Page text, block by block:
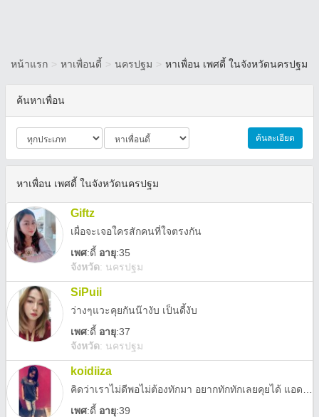
หน้าแรก > หาเพื่อนดี้ > นครปฐม > หาเพื่อน เพศดี้ ในจังหวัดนครปฐม
ค้นหาเพื่อน
ค้นละเอียด
หาเพื่อน เพศดี้ ในจังหวัดนครปฐม
Giftz
เผื่อจะเจอใครสักคนที่ใจตรงกัน
เพศ:ดี้ อายุ:35
จังหวัด: นครปฐม
SiPuii
ว่างๆแวะคุยกันน๊างับ เป็นดี้งับ
เพศ:ดี้ อายุ:37
จังหวัด: นครปฐม
koidiiza
เพศ:ดี้ อายุ:39